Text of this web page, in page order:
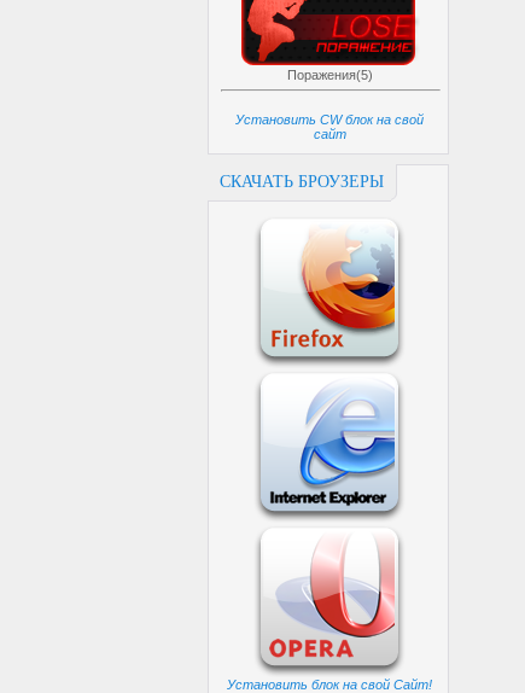
Поражения(5)
Установить CW блок на свой
сайт
СКАЧАТЬ БРОУЗЕРЫ
Установить блок на свой Сайт!